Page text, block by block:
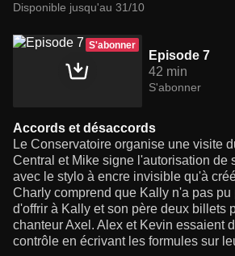
Disponible jusqu'au 31/10
S'abonner
Episode 7
42 min
S'abonner
Accords et désaccords
Le Conservatoire organise une visite
Central et Mike signe l'autorisation de
avec le stylo à encre invisible qu'à
Charly comprend que Kally n'a pas
d'offrir à Kally et son père deux billets
chanteur Axel. Alex et Kevin essaient
contrôle en écrivant les formules sur